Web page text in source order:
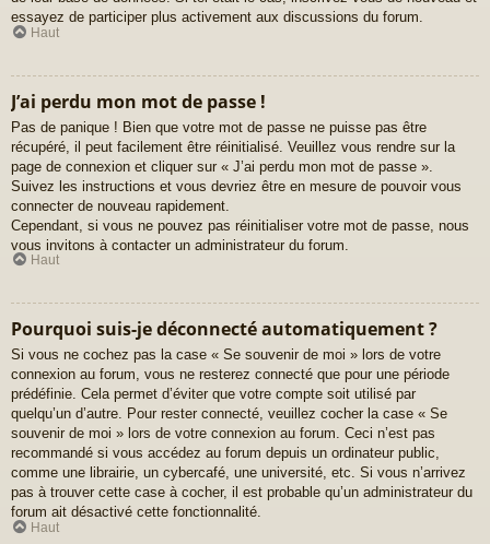
essayez de participer plus activement aux discussions du forum.
Haut
J’ai perdu mon mot de passe !
Pas de panique ! Bien que votre mot de passe ne puisse pas être
récupéré, il peut facilement être réinitialisé. Veuillez vous rendre sur la
page de connexion et cliquer sur « J’ai perdu mon mot de passe ».
Suivez les instructions et vous devriez être en mesure de pouvoir vous
connecter de nouveau rapidement.
Cependant, si vous ne pouvez pas réinitialiser votre mot de passe, nous
vous invitons à contacter un administrateur du forum.
Haut
Pourquoi suis-je déconnecté automatiquement ?
Si vous ne cochez pas la case « Se souvenir de moi » lors de votre
connexion au forum, vous ne resterez connecté que pour une période
prédéfinie. Cela permet d’éviter que votre compte soit utilisé par
quelqu’un d’autre. Pour rester connecté, veuillez cocher la case « Se
souvenir de moi » lors de votre connexion au forum. Ceci n’est pas
recommandé si vous accédez au forum depuis un ordinateur public,
comme une librairie, un cybercafé, une université, etc. Si vous n’arrivez
pas à trouver cette case à cocher, il est probable qu’un administrateur du
forum ait désactivé cette fonctionnalité.
Haut